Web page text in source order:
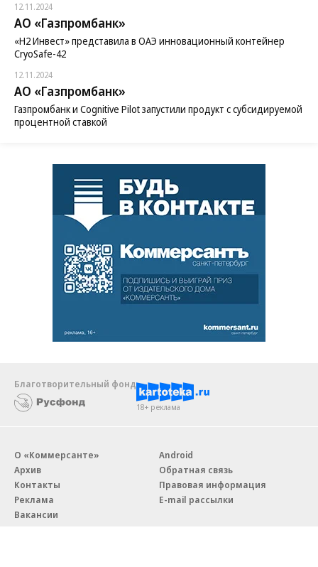
12.11.2024
АО «Газпромбанк»
«H2 Инвест» представила в ОАЭ инновационный контейнер
CryoSafe-42
12.11.2024
АО «Газпромбанк»
Газпромбанк и Cognitive Pilot запустили продукт с субсидируемой
процентной ставкой
Благотворительный фонд
18+ реклама
О «Коммерсанте»
Архив
Контакты
Реклама
Вакансии
Android
Обратная связь
Правовая информация
E-mail рассылки